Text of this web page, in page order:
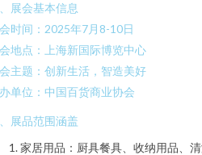
展会基本信息
时间：2025年7月8-10日
地点：上海新国际博览中心
主题：创新生活，智造美好
单位：中国百货商业协会
展品范围涵盖
家居用品：厨具餐具、收纳用品、